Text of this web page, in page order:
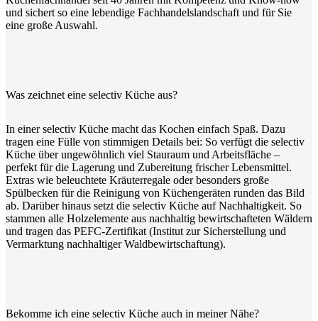
und sichert so eine lebendige Fachhandelslandschaft und für Sie
eine große Auswahl.
Was zeichnet eine selectiv Küche aus?
In einer selectiv Küche macht das Kochen einfach Spaß. Dazu
tragen eine Fülle von stimmigen Details bei: So verfügt die selectiv
Küche über ungewöhnlich viel Stauraum und Arbeitsfläche –
perfekt für die Lagerung und Zubereitung frischer Lebensmittel.
Extras wie beleuchtete Kräuterregale oder besonders große
Spülbecken für die Reinigung von Küchengeräten runden das Bild
ab. Darüber hinaus setzt die selectiv Küche auf Nachhaltigkeit. So
stammen alle Holzelemente aus nachhaltig bewirtschafteten Wäldern
und tragen das PEFC-Zertifikat (Institut zur Sicherstellung und
Vermarktung nachhaltiger Waldbewirtschaftung).
Bekomme ich eine selectiv Küche auch in meiner Nähe?